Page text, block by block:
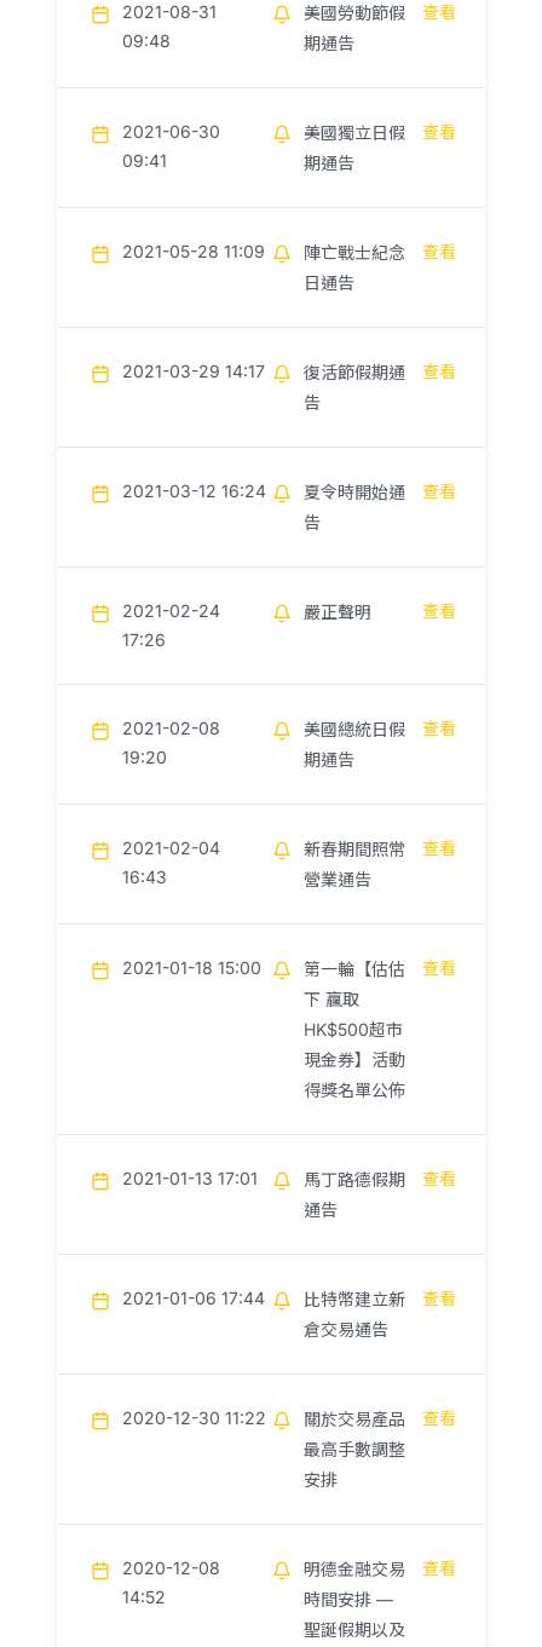
2021-08-31
09:48
美國勞動節假
期通告
查看
2021-06-30
09:41
美國獨立日假
期通告
查看
2021-05-28 11:09
陣亡戰士紀念
日通告
查看
2021-03-29 14:17
復活節假期通
告
查看
2021-03-12 16:24
夏令時開始通
告
查看
2021-02-24
17:26
嚴正聲明 查看
2021-02-08
19:20
美國總統日假
期通告
查看
2021-02-04
16:43
新春期間照常
營業通告
查看
2021-01-18 15:00
第一輪【估估
下 贏取
HK$500超市
現金券】活動
得獎名單公佈
查看
2021-01-13 17:01
馬丁路德假期
通告
查看
2021-01-06 17:44
比特幣建立新
倉交易通告
查看
2020-12-30 11:22
關於交易產品
最高手數調整
安排
查看
2020-12-08
14:52
明德金融交易
時間安排 —
聖誕假期以及
查看